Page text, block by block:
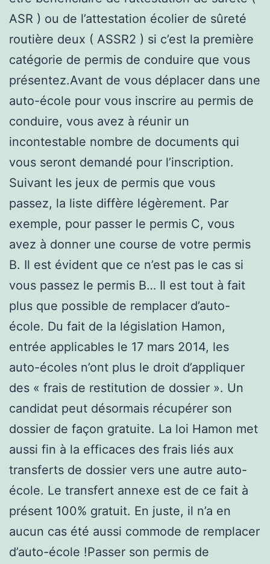
ASR ) ou de l’attestation écolier de sûreté
routière deux ( ASSR2 ) si c’est la première
catégorie de permis de conduire que vous
présentez.Avant de vous déplacer dans une
auto-école pour vous inscrire au permis de
conduire, vous avez à réunir un
incontestable nombre de documents qui
vous seront demandé pour l’inscription.
Suivant les jeux de permis que vous
passez, la liste diffère légèrement. Par
exemple, pour passer le permis C, vous
avez à donner une course de votre permis
B. Il est évident que ce n’est pas le cas si
vous passez le permis B… Il est tout à fait
plus que possible de remplacer d’auto-
école. Du fait de la législation Hamon,
entrée applicables le 17 mars 2014, les
auto-écoles n’ont plus le droit d’appliquer
des « frais de restitution de dossier ». Un
candidat peut désormais récupérer son
dossier de façon gratuite. La loi Hamon met
aussi fin à la efficaces des frais liés aux
transferts de dossier vers une autre auto-
école. Le transfert annexe est de ce fait à
présent 100% gratuit. En juste, il n’a en
aucun cas été aussi commode de remplacer
d’auto-école !Passer son permis de